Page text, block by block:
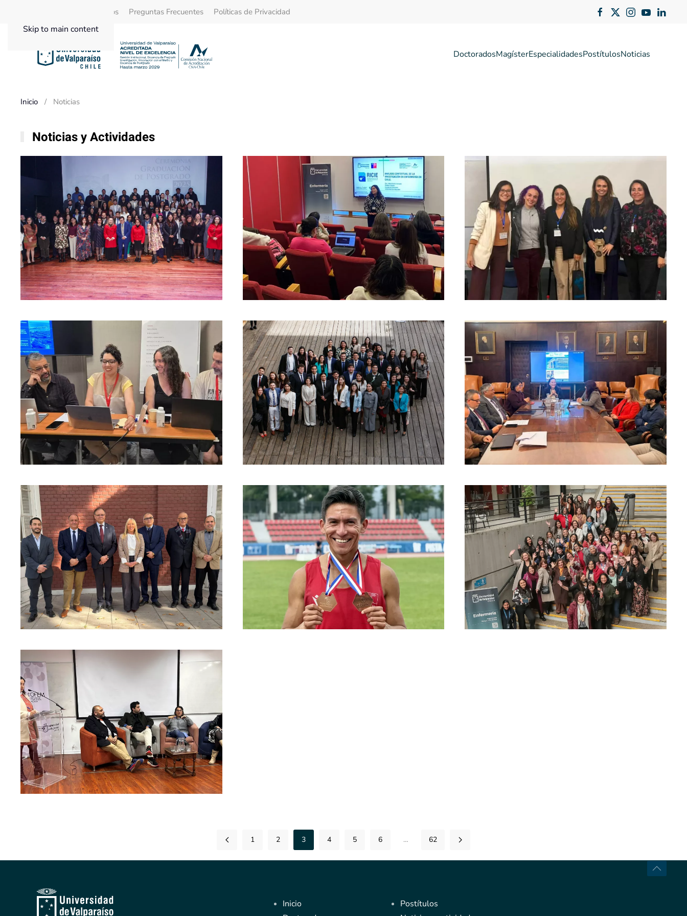
Skip to main content
Beneficios Preguntas Frecuentes Políticas de Privacidad
DoctoradosMagísterEspecialidadesPostítulosNoticias
Inicio Noticias
Noticias y Actividades
[ver noticia] [ver noticia] [ver noticia]
[ver noticia] [ver noticia] [ver noticia]
[ver noticia] [ver noticia] [ver noticia]
[ver noticia]
1 2 3 4 5 6 … 62
Inicio
Postítulos